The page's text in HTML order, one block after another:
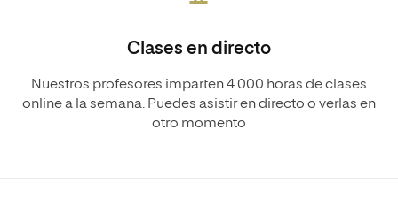
Clases en directo
Nuestros profesores imparten 4.000 horas de clases
online a la semana. Puedes asistir en directo o verlas en
otro momento